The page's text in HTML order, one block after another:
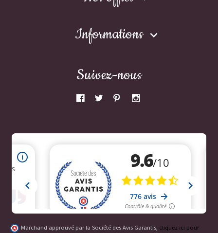
Informations 
Suivez-nous
Marchand approuvé par la Société des Avis Garantis, cliquez ici pour